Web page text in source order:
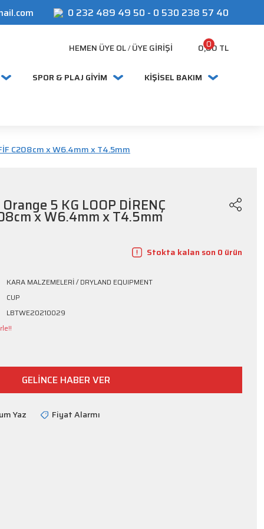
0 232 489 49 50 - 0 530 238 57 40
HEMEN ÜYE OL/ ÜYE GIRIŞI 0
0,00 TL
SPOR & PLAJ GİYİM KİŞİSEL BAKIM
C208cm x W6.4mm x T4.5mm
5 KG LOOP DİRENÇ
x W6.4mm x T4.5mm
Stokta kalan son 0 ürün
KARA MALZEMELERİ / DRYLAND EQUIPMENT
CUP
LBTWE20210029
GELİNCE HABER VER
Yaz Fiyat Alarmı